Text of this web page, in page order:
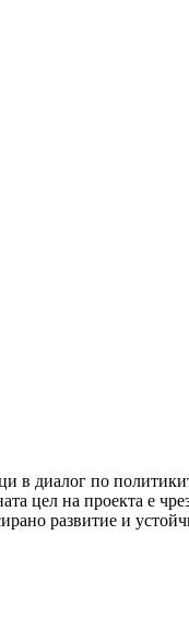
в диалог по
на проекта е
развитие и